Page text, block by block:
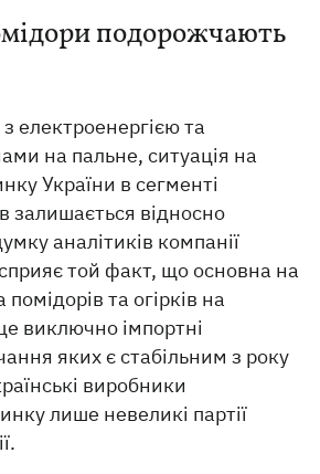
подорожчають
електроенергією та
на пальне, ситуація на
України в сегменті
залишається відносно
аналітиків компанії
той факт, що основна на
та огірків на
виключно імпортні
яких є стабільним з року
виробники
лише невеликі партії